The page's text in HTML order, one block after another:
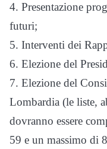
4. Presentazione
futuri;
5. Interventi dei
6. Elezione del
7. Elezione del
Lombardia (le liste,
dovranno essere
59 e un massimo di